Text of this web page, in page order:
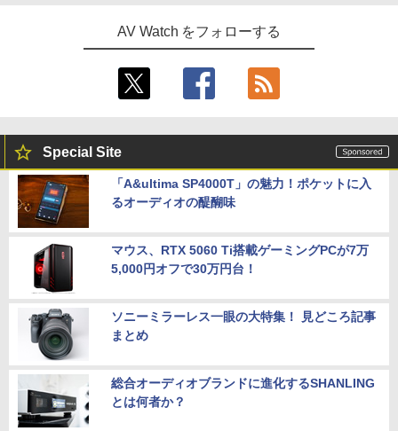
AV Watch をフォローする
Special Site
「A&ultima SP4000T」の魅力！ポケットに入
るオーディオの醍醐味
マウス、RTX 5060 Ti搭載ゲーミングPCが7万
5,000円オフで30万円台！
ソニーミラーレス一眼の大特集！ 見どころ記事
まとめ
総合オーディオブランドに進化するSHANLING
とは何者か？